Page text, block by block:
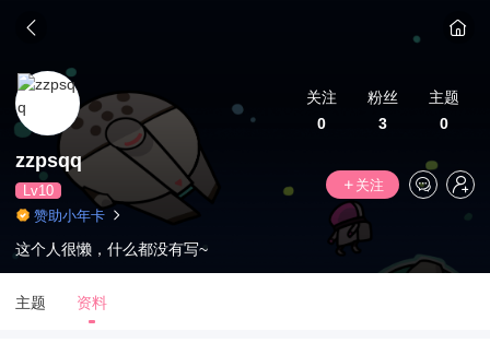
关注
0
粉丝
3
主题
0
zzpsqq
Lv10
关注
赞助小年卡
这个人很懒，什么都没有写~
主题 资料